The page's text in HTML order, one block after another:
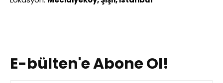
E-bülten'e Abone Ol!